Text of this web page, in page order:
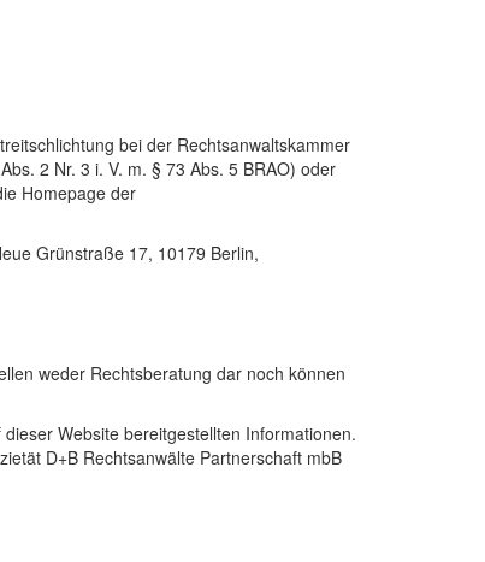
bei der Rechtsanwaltskammer
2 Nr. 3 i. V. m. § 73 Abs. 5 BRAO) oder
Homepage der
Grünstraße 17, 10179 Berlin,
weder Rechtsberatung dar noch können
Website bereitgestellten Informationen.
D+B Rechtsanwälte Partnerschaft mbB